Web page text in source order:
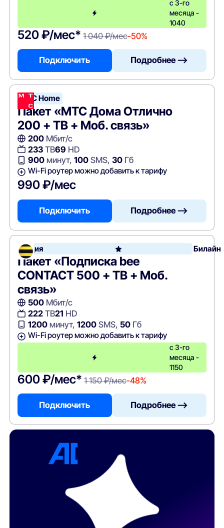
с 3-го
месяца -
1040
520 ₽/мес* 1 040 ₽/мес-50%
Подключить Подробнее —>
МТС Home
Пакет «МТС Дома Отлично
200 + ТВ + Моб. связь»
200Мбит/с
233ТВ69 HD
900минут, 100SMS, 30Гб
Wi-Fi роутер можно добавить к тарифу
990 ₽/мес
Подключить Подробнее —>
Акция Билайн
Пакет «Подписка bee
CONTACT 500 + ТВ + Моб.
связь»
500Мбит/с
222ТВ21 HD
1200минут, 1200SMS, 50Гб
Wi-Fi роутер можно добавить к тарифу
с 3-го
месяца -
1150
600 ₽/мес* 1 150 ₽/мес-48%
Подключить Подробнее —>